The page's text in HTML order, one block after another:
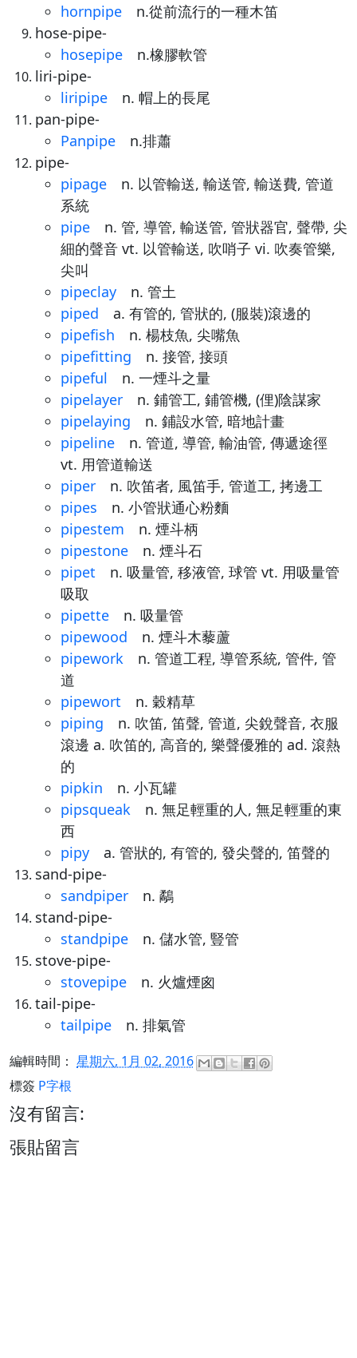
hornpipe n.從前流行的一種木笛
hose-pipe-
hosepipe n.橡膠軟管
liri-pipe-
liripipe n. 帽上的長尾
pan-pipe-
Panpipe n.排蕭
pipe-
pipage n. 以管輸送, 輸送管, 輸送費, 管道
系統
pipe n. 管, 導管, 輸送管, 管狀器官, 聲帶, 尖
細的聲音 vt. 以管輸送, 吹哨子 vi. 吹奏管樂,
尖叫
pipeclay n. 管土
piped a. 有管的, 管狀的, (服裝)滾邊的
pipefish n. 楊枝魚, 尖嘴魚
pipefitting n. 接管, 接頭
pipeful n. 一煙斗之量
pipelayer n. 鋪管工, 鋪管機, (俚)陰謀家
pipelaying n. 鋪設水管, 暗地計畫
pipeline n. 管道, 導管, 輸油管, 傳遞途徑
vt. 用管道輸送
piper n. 吹笛者, 風笛手, 管道工, 拷邊工
pipes n. 小管狀通心粉麵
pipestem n. 煙斗柄
pipestone n. 煙斗石
pipet n. 吸量管, 移液管, 球管 vt. 用吸量管
吸取
pipette n. 吸量管
pipewood n. 煙斗木藜蘆
pipework n. 管道工程, 導管系統, 管件, 管
道
pipewort n. 穀精草
piping n. 吹笛, 笛聲, 管道, 尖銳聲音, 衣服
滾邊 a. 吹笛的, 高音的, 樂聲優雅的 ad. 滾熱
的
pipkin n. 小瓦罐
pipsqueak n. 無足輕重的人, 無足輕重的東
西
pipy a. 管狀的, 有管的, 發尖聲的, 笛聲的
sand-pipe-
sandpiper n. 鷸
stand-pipe-
standpipe n. 儲水管, 豎管
stove-pipe-
stovepipe n. 火爐煙囪
tail-pipe-
tailpipe n. 排氣管
編輯時間： 星期六, 1月 02, 2016
標簽 P字根
沒有留言:
張貼留言